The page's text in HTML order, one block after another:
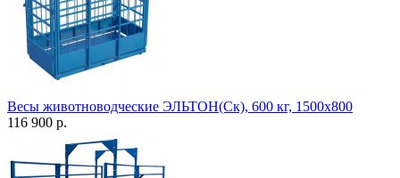
Весы животноводческие ЭЛЬТОН(Ск), 600 кг, 1500х800
116 900 р.